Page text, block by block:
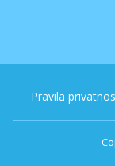
Pravila